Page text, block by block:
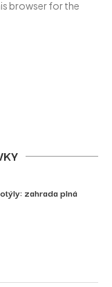
browser for the
zahrada plná